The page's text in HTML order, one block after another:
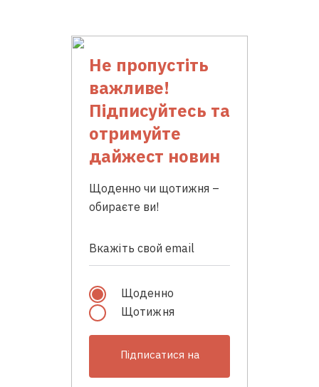
Не пропустіть
важливе!
Підписуйтесь та
отримуйте
дайжест новин
Щоденно чи щотижня –
обираєте ви!
Щоденно
Щотижня
Підписатися на